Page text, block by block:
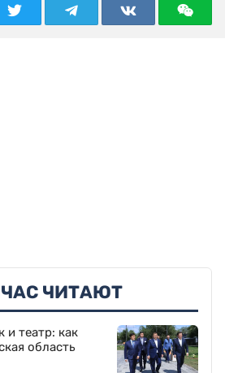
ЧИТАЮТ
и театр: как
область